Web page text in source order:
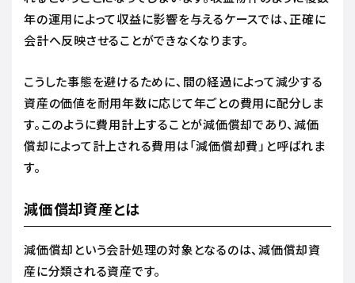
年の運用によって収益に影響を与えるケースでは、正確に
会計へ反映させることができなくなります。
こうした事態を避けるために、間の経過によって減少する
資産の価値を耐用年数に応じて年ごとの費用に配分しま
す。このように費用計上することが減価償却であり、減価
償却によって計上される費用は「減価償却費」と呼ばれま
す。
減価償却資産とは
減価償却という会計処理の対象となるのは、減価償却資
産に分類される資産です。